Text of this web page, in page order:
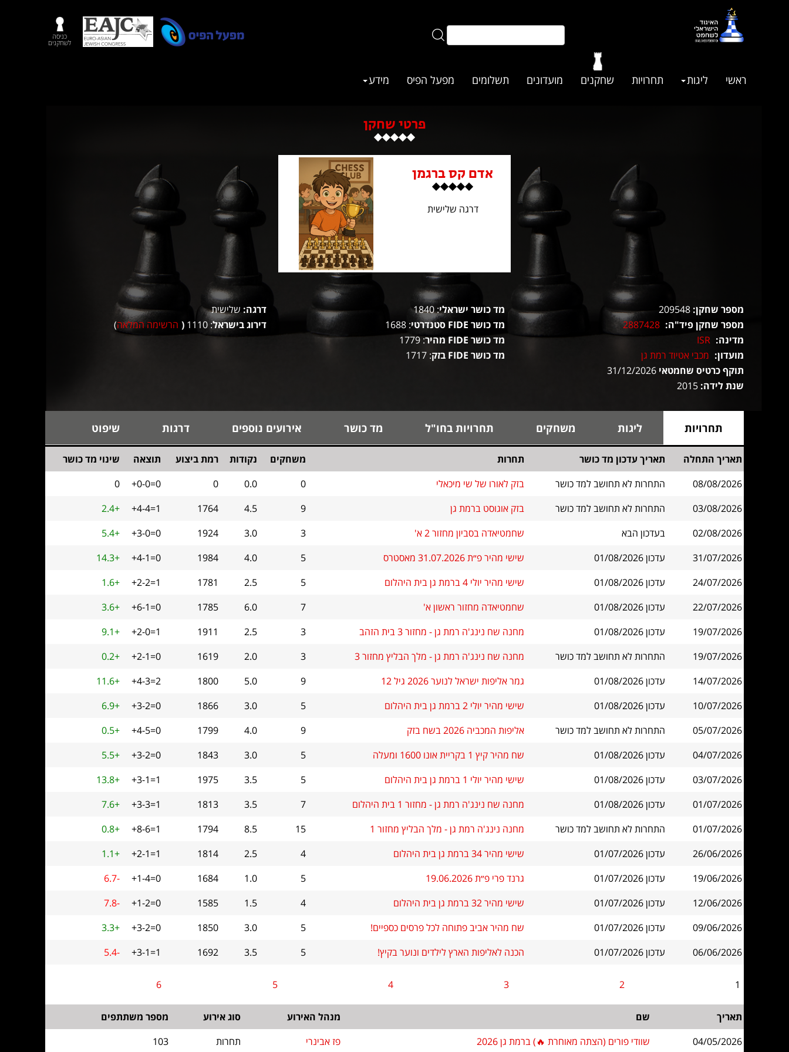
כניסה
לשחקנים
ראשי ליגות תחרויות שחקנים מועדונים תשלומים מפעל הפיס מידע
פרטי שחקן
אדם קס ברגמן
דרגה שלישית
מספר שחקן:
מספר שחקן פיד"ה: 2887428
מדינה: ISR
מועדון: מכבי אטיוד רמת גן
תוקף כרטיס שחמטאי
שנת לידה:
מד כושר ישראלי: 1840
מד כושר FIDE סטנדרטי
: 1688
מד כושר FIDE מהיר
: 1779
מד כושר FIDE בזק
: 1717
דרגה: שלישית
דירוג בישראל: 1110
( הרשימה המלאה)
תחרויות ליגות משחקים תחרויות בחו"ל מד כושר אירועים נוספים דרגות שיפוט
תאריך התחלה תאריך עדכון מד כושר תחרות משחקים נקודות רמת ביצוע תוצאה
שינוי מד כושר
08/08/2026
התחרות לא תחושב למד כושר בזק לאורו של שי מיכאלי 0
0.0
0
+0-0=0
0
03/08/2026
התחרות לא תחושב למד כושר בזק אוגוסט ברמת גן 9
4.5
1764
+4-4=1
2.4+
02/08/2026
בעדכון הבא שחמטיאדה בסביון מחזור 2 א' 3
3.0
1924
+3-0=0
5.4+
31/07/2026
עדכון 01/08/2026 שישי מהיר פ״ת 31.07.2026 מאסטרס 5
4.0
1984
+4-1=0
14.3+
24/07/2026
עדכון 01/08/2026 שישי מהיר יולי 4 ברמת גן בית היהלום 5
2.5
1781
+2-2=1
1.6+
22/07/2026
עדכון 01/08/2026 שחמטיאדה מחזור ראשון א' 7
6.0
1785
+6-1=0
3.6+
19/07/2026
עדכון 01/08/2026 מחנה שח נינג'ה רמת גן - מחזור 3 בית הזהב 3
2.5
1911
+2-0=1
9.1+
19/07/2026
התחרות לא תחושב למד כושר מחנה שח נינג'ה רמת גן - מלך הבליץ מחזור 3 3
2.0
1619
+2-1=0
0.2+
14/07/2026
עדכון 01/08/2026 גמר אליפות ישראל לנוער 2026 גיל 12 9
5.0
1800
+4-3=2
11.6+
10/07/2026
עדכון 01/08/2026 שישי מהיר יולי 2 ברמת גן בית היהלום 5
3.0
1866
+3-2=0
6.9+
05/07/2026
התחרות לא תחושב למד כושר אליפות המכביה 2026 בשח בזק 9
4.0
1799
+4-5=0
0.5+
04/07/2026
עדכון 01/08/2026 שח מהיר קיץ 1 בקריית אונו 1600 ומעלה 5
3.0
1843
+3-2=0
5.5+
03/07/2026
עדכון 01/08/2026 שישי מהיר יולי 1 ברמת גן בית היהלום 5
3.5
1975
+3-1=1
13.8+
01/07/2026
עדכון 01/08/2026 מחנה שח נינג'ה רמת גן - מחזור 1 בית היהלום 7
3.5
1813
+3-3=1
7.6+
01/07/2026
התחרות לא תחושב למד כושר מחנה נינג'ה רמת גן - מלך הבליץ מחזור 1 15
8.5
1794
+8-6=1
0.8+
26/06/2026
עדכון 01/07/2026 שישי מהיר 34 ברמת גן בית היהלום 4
2.5
1814
+2-1=1
1.1+
19/06/2026
עדכון 01/07/2026 גרנד פרי פ״ת 19.06.2026 5
1.0
1684
+1-4=0
6.7-
12/06/2026
עדכון 01/07/2026 שישי מהיר 32 ברמת גן בית היהלום 4
1.5
1585
+1-2=0
7.8-
09/06/2026
עדכון 01/07/2026 שח מהיר אביב פתוחה לכל פרסים כספיים! 5
3.0
1850
+3-2=0
3.3+
06/06/2026
עדכון 01/07/2026 הכנה לאליפות הארץ לילדים ונוער בקיץ! 5
3.5
1692
+3-1=1
5.4-
1
2
3
4
5
6
תאריך שם מנהל האירוע סוג אירוע
מספר משתתפים
04/05/2026
שוודי פורים (הצתה מאוחרת 🔥) ברמת גן 2026 פז אבינרי תחרות 103